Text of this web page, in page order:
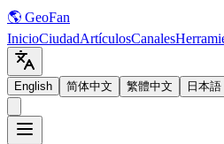
🌎 GeoFan
InicioCiudadArtículosCanales
English 简体中文 繁體中文 日本語